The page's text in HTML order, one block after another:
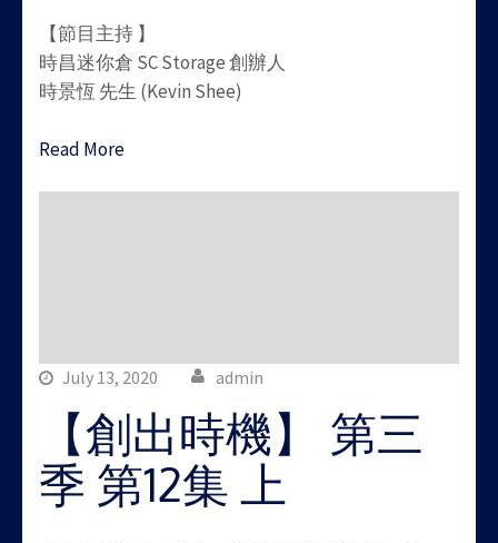
【節目主持 】
時昌迷你倉 SC Storage 創辦人
時景恆 先生 (Kevin Shee)
Read More
July 13, 2020 admin
【創出時機】 第三
季 第12集 上